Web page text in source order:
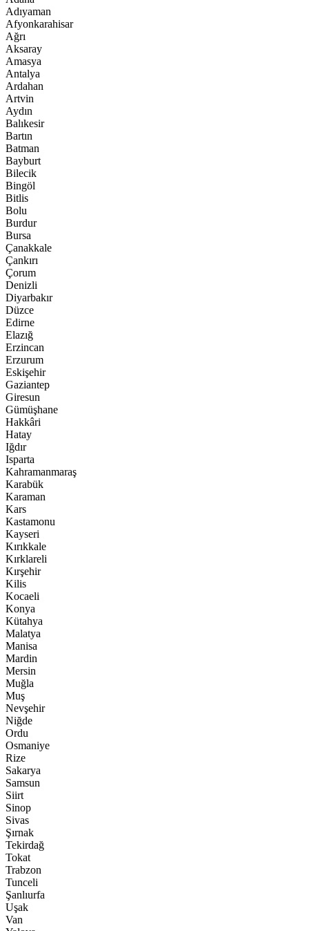
Adıyaman
Afyonkarahisar
Ağrı
Aksaray
Amasya
Antalya
Ardahan
Artvin
Aydın
Balıkesir
Bartın
Batman
Bayburt
Bilecik
Bingöl
Bitlis
Bolu
Burdur
Bursa
Çanakkale
Çankırı
Çorum
Denizli
Diyarbakır
Düzce
Edirne
Elazığ
Erzincan
Erzurum
Eskişehir
Gaziantep
Giresun
Gümüşhane
Hakkâri
Hatay
Iğdır
Isparta
Kahramanmaraş
Karabük
Karaman
Kars
Kastamonu
Kayseri
Kırıkkale
Kırklareli
Kırşehir
Kilis
Kocaeli
Konya
Kütahya
Malatya
Manisa
Mardin
Mersin
Muğla
Muş
Nevşehir
Niğde
Ordu
Osmaniye
Rize
Sakarya
Samsun
Siirt
Sinop
Sivas
Şırnak
Tekirdağ
Tokat
Trabzon
Tunceli
Şanlıurfa
Uşak
Van